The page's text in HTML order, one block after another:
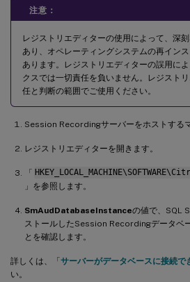
注意：
レジストリエディターの使用によって、深
あり、オペレーティングシステムの再イン
あります。レジストリエディターの誤用に
クスでは一切責任を負いません。レジスト
任と判断の範囲でご使用ください。
Session Recordingサーバーをホストする
レジストリエディターを開きます。
「
」を参照します。
SmAudDatabaseInstanceの値で、SQL
ストールしたSession Recordingデータベ
とを確認します。
詳しくは、「サーバーがデータベースに接続で
い。